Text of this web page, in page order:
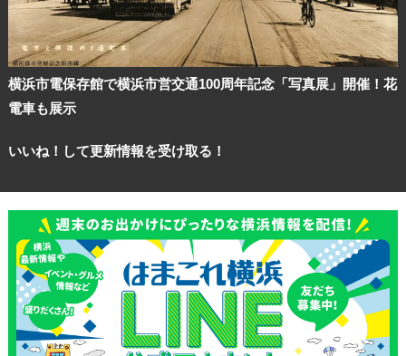
横浜市電保存館で横浜市営交通100周年記念「写真展」開催！花
電車も展示
いいね！して更新情報を受け取る！